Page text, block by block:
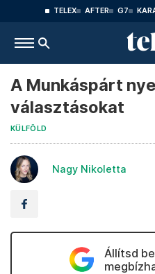
TELEX AFTER G7
A Munkáspárt
választásokat
KÜLFÖLD
Nagy Nikoletta
Állítsd